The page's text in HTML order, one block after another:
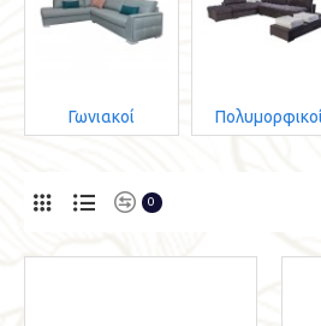
Γωνιακοί Πολυμορφικοί
0